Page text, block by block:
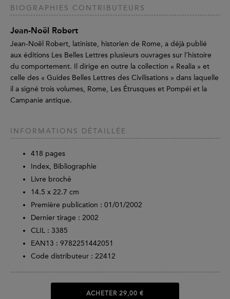
BIOGRAPHIES CONTRIBUTEURS
Jean-Noël Robert
Jean-Noël Robert, latiniste, historien de Rome, a déjà publié
aux éditions Les Belles Lettres plusieurs ouvrages sur l’histoire
du comportement. Il dirige en outre la collection « Realia » et
celle des « Guides Belles Lettres des Civilisations » dans laquelle
il a signé trois volumes, Rome, Les Étrusques et Pompéi et la
Campanie antique.
INFORMATIONS DÉTAILLÉE
418 pages
Index, Bibliographie
Livre broché
14.5 x 22.7 cm
Première publication : 01/01/2002
Dernier tirage : 2002
CLIL : 3385
EAN13 : 9782251442051
Code distributeur : 22412
ACHETER 29,00 €